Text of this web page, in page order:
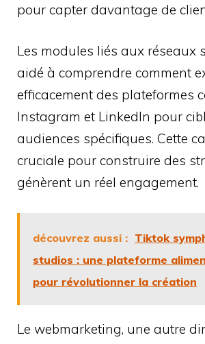
pour capter davantage de
Les modules liés aux réseaux
aidé à comprendre comment
efficacement des plateformes
Instagram et LinkedIn pour
audiences spécifiques. Cette
cruciale pour construire des
génèrent un réel engagement.
découvrez aussi : Tiktok
studios : une plateforme
pour révolutionner la création
Le webmarketing, une autre